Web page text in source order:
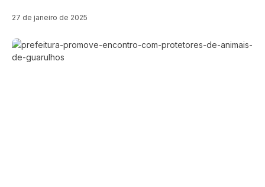
27 de janeiro de 2025